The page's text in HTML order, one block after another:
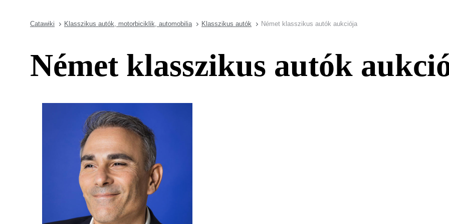
Catawiki Klasszikus autók, motorbiciklik, automobilia Klasszikus autók Német klasszikus autók aukciója
Német klasszikus autók